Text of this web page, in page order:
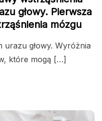
głowy. Pierwsza
mózgu
urazu głowy. Wyróżnia
które mogą […]